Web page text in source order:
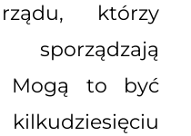
którzy
Mogą to być